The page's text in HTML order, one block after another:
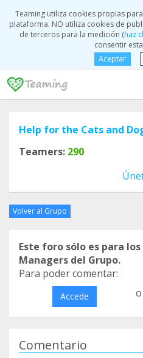
Teaming utiliza cookies propias
plataforma. NO utiliza cookies de
de terceros para la medición (haz
consentir
Aceptar
Help for the Cats and
Teamers: 290
Volver al Grupo
Este foro sólo es para
Managers del Grupo.
Para poder comentar:
Accede o
Comentario